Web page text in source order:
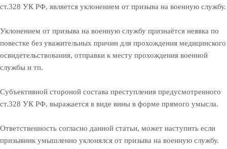
ст.328 УК РФ, является уклонением от призыва на военную службу.
Уклонением от призыва на военную службу признаётся неявка по
повестке без уважительных причин для прохождения медицинского
освидетельствования, отправки к месту прохождения военной
службы и тп.
Субъективной стороной состава преступления предусмотренного
ст.328 УК РФ, выражается в виде вины в форме прямого умысла.
Ответственность согласно данной статьи, может наступить если
призывник умышленно уклонялся от призыва на военную службу.